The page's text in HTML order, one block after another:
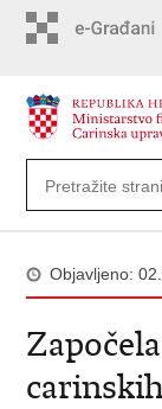
Objavljeno: